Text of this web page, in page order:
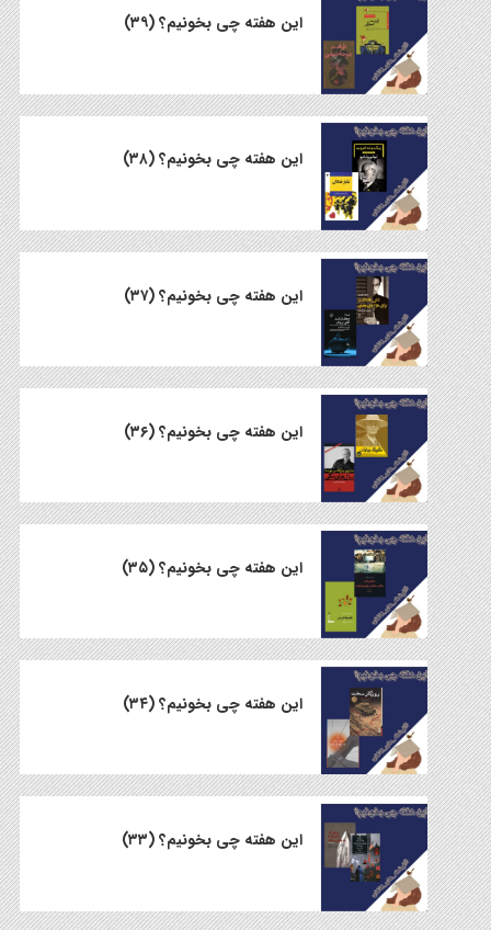
این هفته چی بخونیم؟ (۳۹)
این هفته چی بخونیم؟ (۳۸)
این هفته چی بخونیم؟ (۳۷)
این هفته چی بخونیم؟ (۳۶)
این هفته چی بخونیم؟ (۳۵)
این هفته چی بخونیم؟ (۳۴)
این هفته چی بخونیم؟ (۳۳)